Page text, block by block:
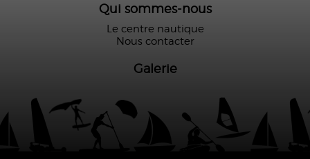
Qui sommes-nous
Le centre nautique
Nous contacter
Galerie